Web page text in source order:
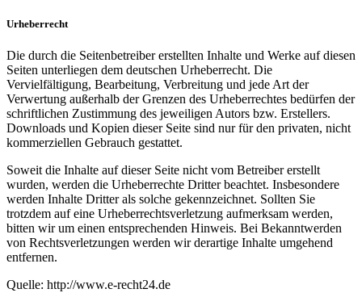
Urheberrecht
Die durch die Seitenbetreiber erstellten Inhalte und Werke auf diesen
Seiten unterliegen dem deutschen Urheberrecht. Die
Vervielfältigung, Bearbeitung, Verbreitung und jede Art der
Verwertung außerhalb der Grenzen des Urheberrechtes bedürfen der
schriftlichen Zustimmung des jeweiligen Autors bzw. Erstellers.
Downloads und Kopien dieser Seite sind nur für den privaten, nicht
kommerziellen Gebrauch gestattet.
Soweit die Inhalte auf dieser Seite nicht vom Betreiber erstellt
wurden, werden die Urheberrechte Dritter beachtet. Insbesondere
werden Inhalte Dritter als solche gekennzeichnet. Sollten Sie
trotzdem auf eine Urheberrechtsverletzung aufmerksam werden,
bitten wir um einen entsprechenden Hinweis. Bei Bekanntwerden
von Rechtsverletzungen werden wir derartige Inhalte umgehend
entfernen.
Quelle: http://www.e-recht24.de